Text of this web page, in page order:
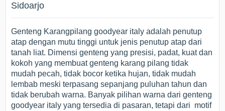
Sidoarjo
Genteng Karangpilang goodyear italy adalah penutup
atap dengan mutu tinggi untuk jenis penutup atap dari
tanah liat. Dimensi genteng yang presisi, padat, kuat dan
kokoh yang membuat genteng karang pilang tidak
mudah pecah, tidak bocor ketika hujan, tidak mudah
lembab meski terpasang sepanjang puluhan tahun dan
tidak berubah warna. Banyak pilihan warna dari genteng
goodyear italy yang tersedia di pasaran, tetapi dari motif